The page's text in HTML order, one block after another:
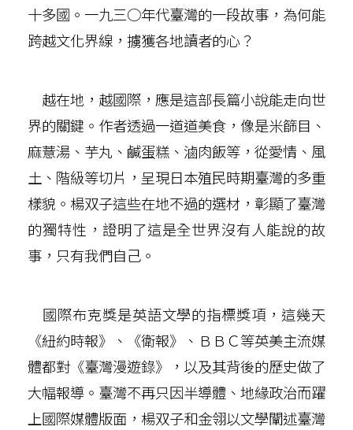
十多國。一九三○年代臺灣的一段故事，為何能
跨越文化界線，擄獲各地讀者的心？
越在地，越國際，應是這部長篇小說能走向世
界的關鍵。作者透過一道道美食，像是米篩目、
麻薏湯、芋丸、鹹蛋糕、滷肉飯等，從愛情、風
土、階級等切片，呈現日本殖民時期臺灣的多重
樣貌。楊双子這些在地不過的選材，彰顯了臺灣
的獨特性，證明了這是全世界沒有人能說的故
事，只有我們自己。
國際布克獎是英語文學的指標獎項，這幾天
《紐約時報》、《衛報》、ＢＢＣ等英美主流媒
體都對《臺灣漫遊錄》，以及其背後的歷史做了
大幅報導。臺灣不再只因半導體、地緣政治而躍
上國際媒體版面，楊双子和金翎以文學闡述臺灣